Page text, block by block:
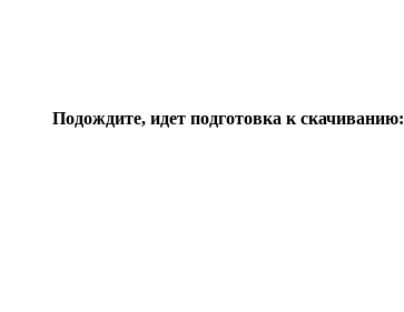
Подождите, идет подготовка к скачиванию: